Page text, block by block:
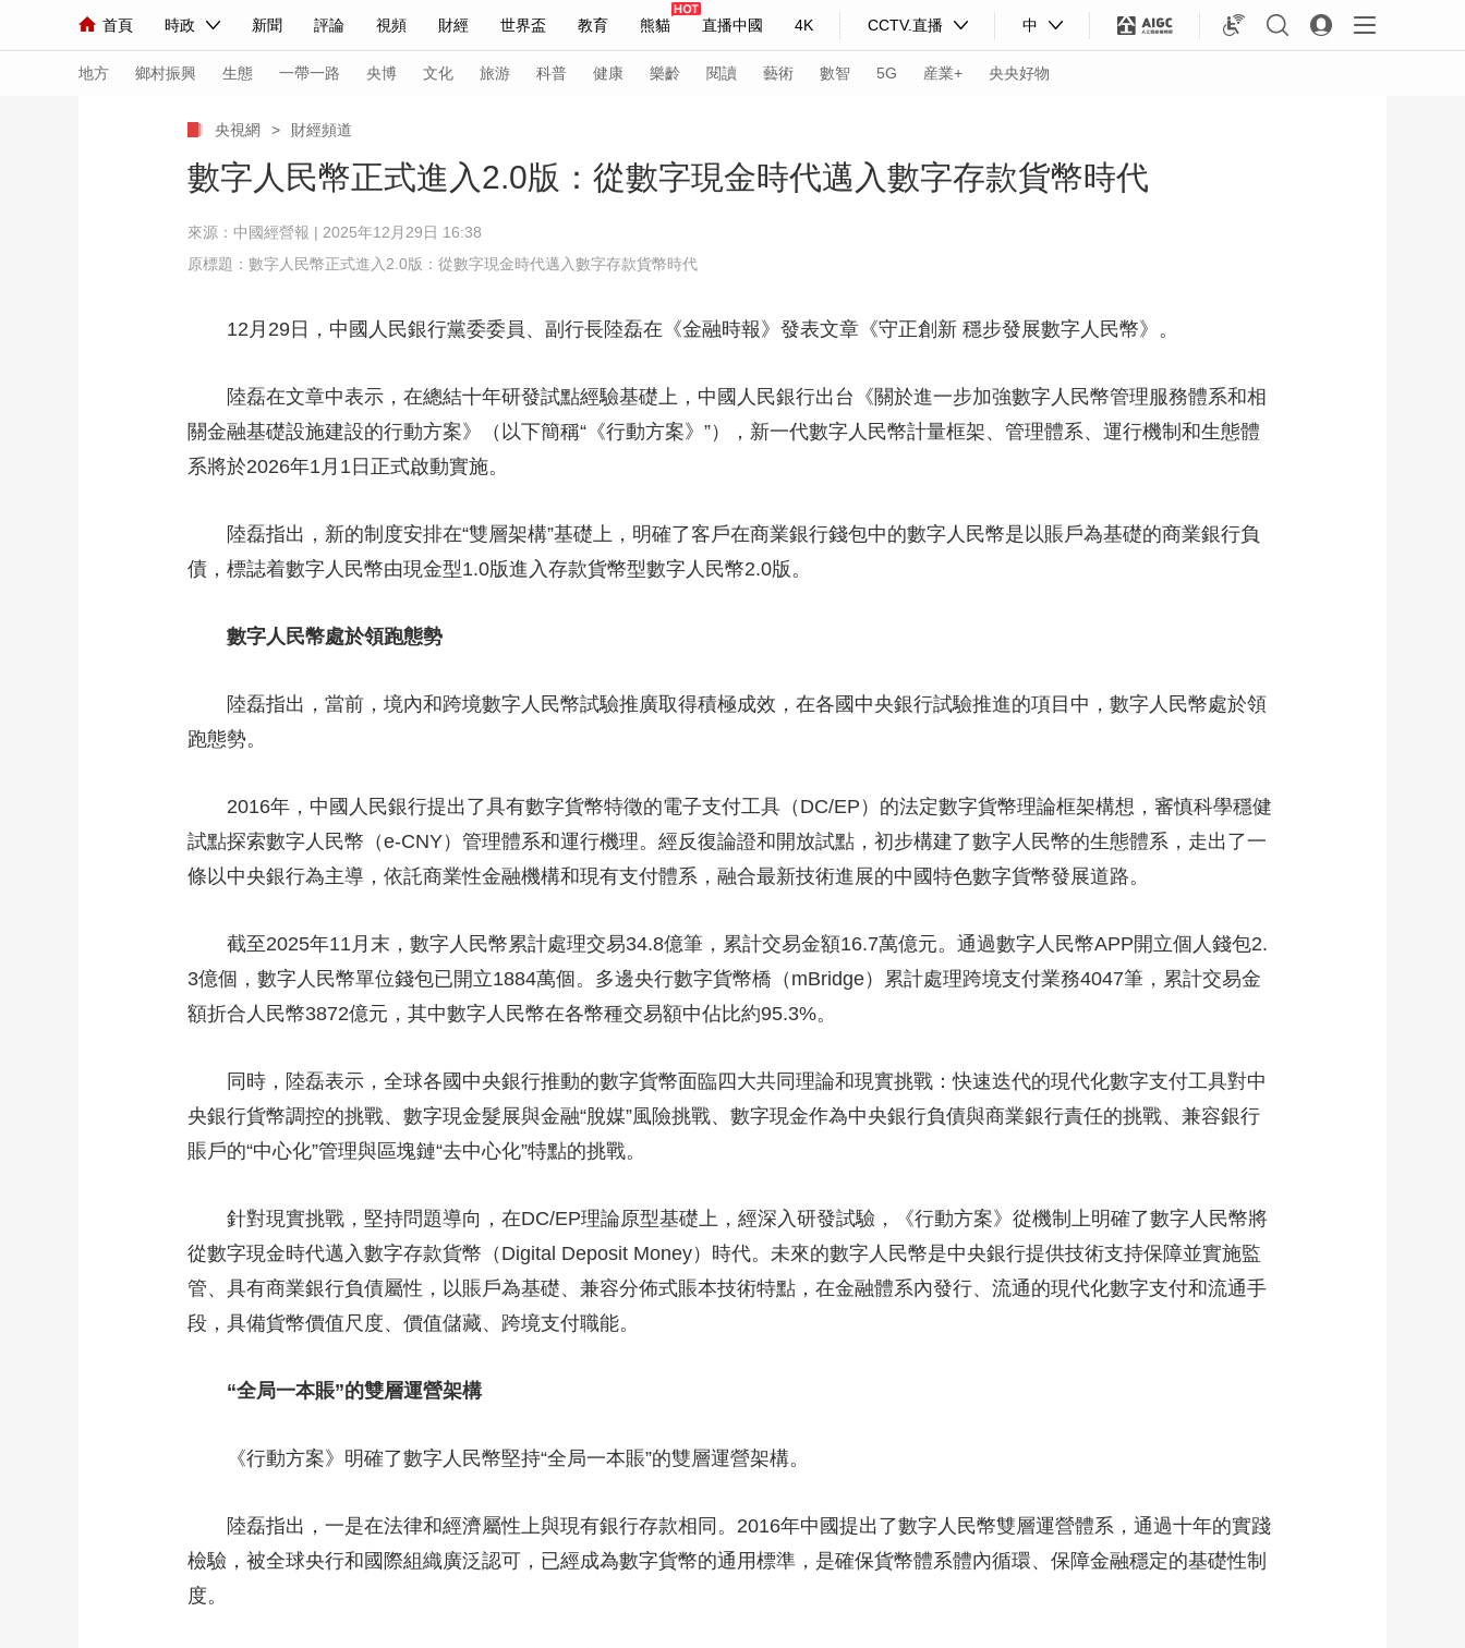
首頁 時政 新聞 評論 視頻 財經 世界盃 教育 熊貓 直播中國 4K CCTV.直播 中
人民領袖習近平 聯播+ 中國領導人 央視快評 習式妙語 熱解讀 天天學習
直播 片庫 欄目大全 節目單 聽音 微視頻 主持人 下載央視影音
海外頻道 iPanda English Монгол
地方 鄉村振興 生態 一帶一路 央博 文化 旅游 科普 健康 樂齡 閱讀 藝術 數智 5G 産業+ 央央好物
小央視頻 小央直播 直播中國 熊貓頻道 VR/AR 4K專區 全景新聞
直播 競猜 2026年世界盃 2026年冬奧會 CBA NBA 中超 國足 國際足球 網球 綜合體育 亞冬會
CCTV奧林匹克頻道 生活體育大會 體育江湖
鄉村振興 生態環境 一帶一路 央博 非遺 文化 旅游 科普 健康 樂齡 閱讀 藝術 汽車 數智 5G 産業+
大國展會 大國保險 雲頂對話 雲起 超級工廠 智敬中國 全民健康
直播 節目單 欄目 片庫 收視榜 總台企業白名單
央視網 > 財經頻道
數字人民幣正式進入2.0版：從數字現金時代邁入數字存款貨幣時代
來源：中國經營報 | 2025年12月29日 16:38
原標題：數字人民幣正式進入2.0版：從數字現金時代邁入數字存款貨幣時代
12月29日，中國人民銀行黨委委員、副行長陸磊在《金融時報》發表文章《守正創新 穩步發展數字人民幣》。
陸磊在文章中表示，在總結十年研發試點經驗基礎上，中國人民銀行出台《關於進一步加強數字人民幣管理服務體系和相
關金融基礎設施建設的行動方案》（以下簡稱“《行動方案》”），新一代數字人民幣計量框架、管理體系、運行機制和生態體
系將於2026年1月1日正式啟動實施。
陸磊指出，新的制度安排在“雙層架構”基礎上，明確了客戶在商業銀行錢包中的數字人民幣是以賬戶為基礎的商業銀行負
債，標誌着數字人民幣由現金型1.0版進入存款貨幣型數字人民幣2.0版。
數字人民幣處於領跑態勢
陸磊指出，當前，境內和跨境數字人民幣試驗推廣取得積極成效，在各國中央銀行試驗推進的項目中，數字人民幣處於領
跑態勢。
2016年，中國人民銀行提出了具有數字貨幣特徵的電子支付工具（DC/EP）的法定數字貨幣理論框架構想，審慎科學穩健
試點探索數字人民幣（e-CNY）管理體系和運行機理。經反復論證和開放試點，初步構建了數字人民幣的生態體系，走出了一
條以中央銀行為主導，依託商業性金融機構和現有支付體系，融合最新技術進展的中國特色數字貨幣發展道路。
截至2025年11月末，數字人民幣累計處理交易34.8億筆，累計交易金額16.7萬億元。通過數字人民幣APP開立個人錢包2.
3億個，數字人民幣單位錢包已開立1884萬個。多邊央行數字貨幣橋（mBridge）累計處理跨境支付業務4047筆，累計交易金
額折合人民幣3872億元，其中數字人民幣在各幣種交易額中佔比約95.3%。
同時，陸磊表示，全球各國中央銀行推動的數字貨幣面臨四大共同理論和現實挑戰：快速迭代的現代化數字支付工具對中
央銀行貨幣調控的挑戰、數字現金髮展與金融“脫媒”風險挑戰、數字現金作為中央銀行負債與商業銀行責任的挑戰、兼容銀行
賬戶的“中心化”管理與區塊鏈“去中心化”特點的挑戰。
針對現實挑戰，堅持問題導向，在DC/EP理論原型基礎上，經深入研發試驗，《行動方案》從機制上明確了數字人民幣將
從數字現金時代邁入數字存款貨幣（Digital Deposit Money）時代。未來的數字人民幣是中央銀行提供技術支持保障並實施監
管、具有商業銀行負債屬性，以賬戶為基礎、兼容分佈式賬本技術特點，在金融體系內發行、流通的現代化數字支付和流通手
段，具備貨幣價值尺度、價值儲藏、跨境支付職能。
“全局一本賬”的雙層運營架構
《行動方案》明確了數字人民幣堅持“全局一本賬”的雙層運營架構。
陸磊指出，一是在法律和經濟屬性上與現有銀行存款相同。2016年中國提出了數字人民幣雙層運營體系，通過十年的實踐
檢驗，被全球央行和國際組織廣泛認可，已經成為數字貨幣的通用標準，是確保貨幣體系體內循環、保障金融穩定的基礎性制
度。